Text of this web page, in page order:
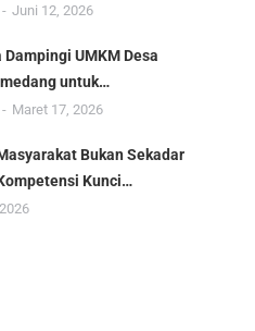
Juni 12, 2026
Dampingi UMKM Desa
untuk…
Maret 17, 2026
Bukan Sekadar
Kunci…